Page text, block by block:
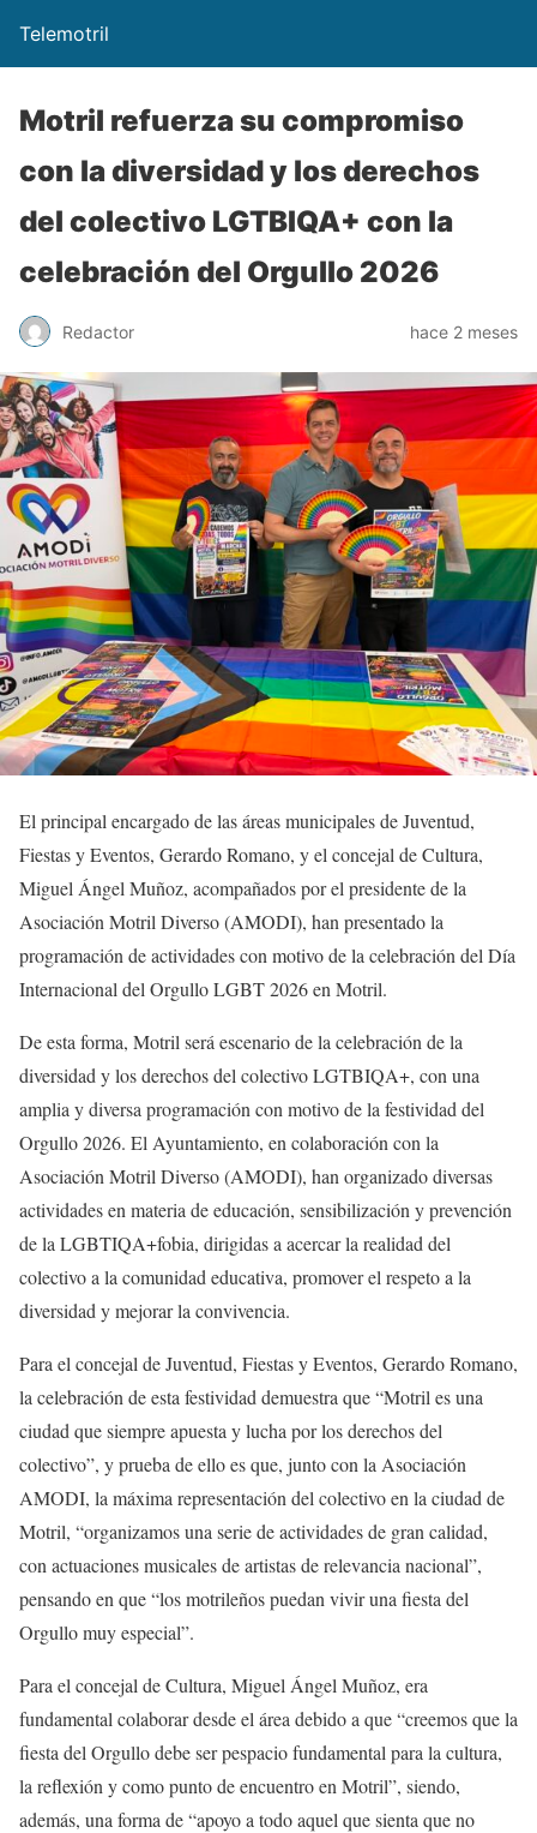
Telemotril
Motril refuerza su compromiso
con la diversidad y los derechos
del colectivo LGTBIQA+ con la
celebración del Orgullo 2026
Redactor hace 2 meses
El principal encargado de las áreas municipales de Juventud,
Fiestas y Eventos, Gerardo Romano, y el concejal de Cultura,
Miguel Ángel Muñoz, acompañados por el presidente de la
Asociación Motril Diverso (AMODI), han presentado la
programación de actividades con motivo de la celebración del Día
Internacional del Orgullo LGBT 2026 en Motril.
De esta forma, Motril será escenario de la celebración de la
diversidad y los derechos del colectivo LGTBIQA+, con una
amplia y diversa programación con motivo de la festividad del
Orgullo 2026. El Ayuntamiento, en colaboración con la
Asociación Motril Diverso (AMODI), han organizado diversas
actividades en materia de educación, sensibilización y prevención
de la LGBTIQA+fobia, dirigidas a acercar la realidad del
colectivo a la comunidad educativa, promover el respeto a la
diversidad y mejorar la convivencia.
Para el concejal de Juventud, Fiestas y Eventos, Gerardo Romano,
la celebración de esta festividad demuestra que “Motril es una
ciudad que siempre apuesta y lucha por los derechos del
colectivo”, y prueba de ello es que, junto con la Asociación
AMODI, la máxima representación del colectivo en la ciudad de
Motril, “organizamos una serie de actividades de gran calidad,
con actuaciones musicales de artistas de relevancia nacional”,
pensando en que “los motrileños puedan vivir una fiesta del
Orgullo muy especial”.
Para el concejal de Cultura, Miguel Ángel Muñoz, era
fundamental colaborar desde el área debido a que “creemos que la
fiesta del Orgullo debe ser pespacio fundamental para la cultura,
la reflexión y como punto de encuentro en Motril”, siendo,
además, una forma de “apoyo a todo aquel que sienta que no